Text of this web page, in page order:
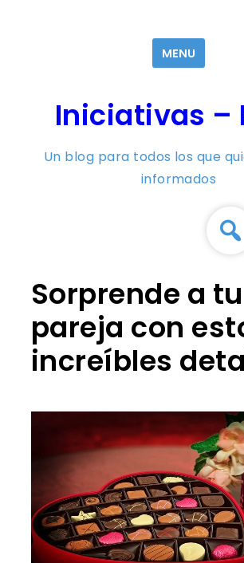
MENU
Iniciativas –
Un blog para todos los que
informados
Sorprende a tu
pareja con
increíbles